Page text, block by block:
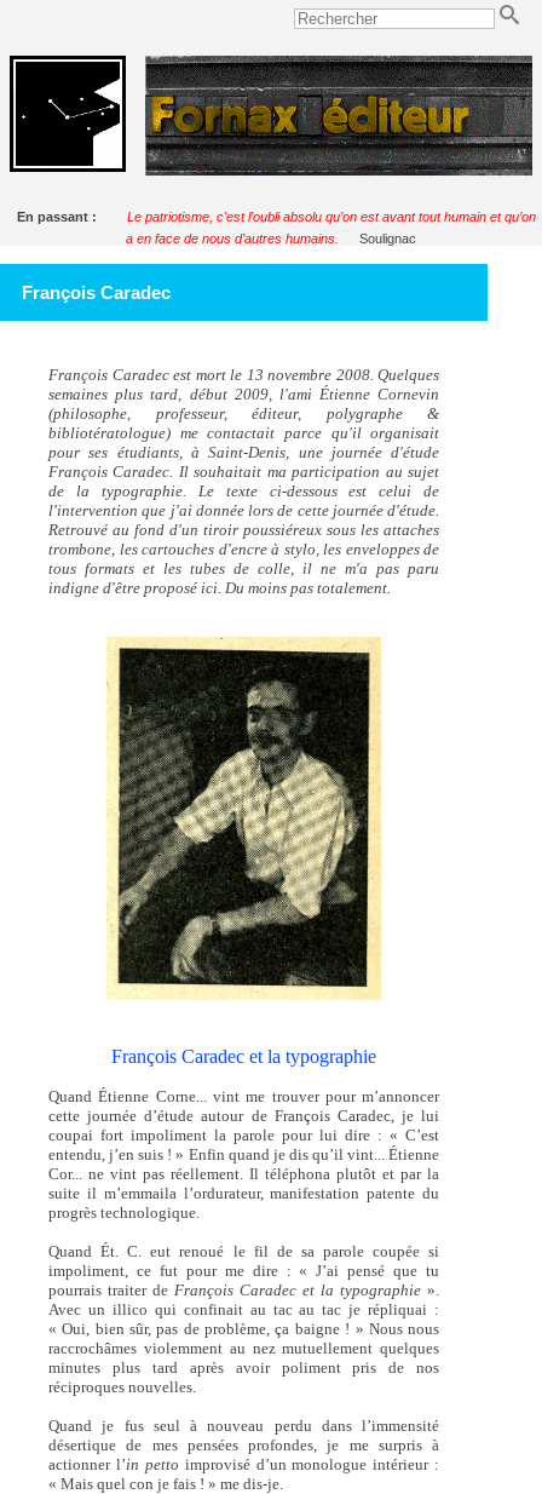
En passant :
Le patriotisme, c'est l'oubli absolu qu’on est avant tout humain et qu’on
a en face de nous d’autres humains.
Soulignac
François Caradec
François Caradec est mort le 13 novembre 2008. Quelques
semaines plus tard, début 2009, l'ami Étienne Cornevin
(philosophe, professeur, éditeur, polygraphe &
bibliotératologue) me contactait parce qu'il organisait
pour ses étudiants, à Saint-Denis, une journée d'étude
François Caradec. Il souhaitait ma participation au sujet
de la typographie. Le texte ci-dessous est celui de
l'intervention que j'ai donnée lors de cette journée d'étude.
Retrouvé au fond d'un tiroir poussiéreux sous les attaches
trombone, les cartouches d'encre à stylo, les enveloppes de
tous formats et les tubes de colle, il ne m'a pas paru
indigne d'être proposé ici. Du moins pas totalement.
François Caradec et la typographie
Quand Étienne Corne... vint me trouver pour m’annoncer
cette journée d’étude autour de François Caradec, je lui
coupai fort impoliment la parole pour lui dire : « C’est
entendu, j’en suis ! » Enfin quand je dis qu’il vint... Étienne
Cor... ne vint pas réellement. Il téléphona plutôt et par la
suite il m’emmaila l’ordurateur, manifestation patente du
progrès technologique.
Quand Ét. C. eut renoué le fil de sa parole coupée si
impoliment, ce fut pour me dire : « J’ai pensé que tu
pourrais traiter de François Caradec et la typographie ».
Avec un illico qui confinait au tac au tac je répliquai :
« Oui, bien sûr, pas de problème, ça baigne ! » Nous nous
raccrochâmes violemment au nez mutuellement quelques
minutes plus tard après avoir poliment pris de nos
réciproques nouvelles.
Quand je fus seul à nouveau perdu dans l’immensité
désertique de mes pensées profondes, je me surpris à
actionner l’in petto improvisé d’un monologue intérieur :
« Mais quel con je fais ! » me dis-je.